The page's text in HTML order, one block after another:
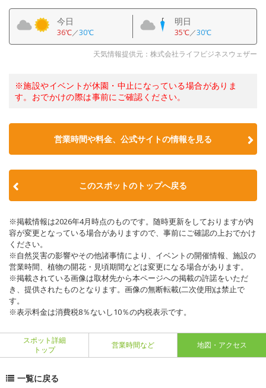
今日
36℃／30℃
明日
35℃／30℃
天気情報提供元：株式会社ライフビジネスウェザー
※施設やイベントが休園・中止になっている場合がありま
す。おでかけの際は事前にご確認ください。
営業時間や料金、公式サイトの情報を見る
このスポットのトップへ戻る
※掲載情報は2026年4月時点のものです。随時更新をしておりますが内
容が変更となっている場合がありますので、事前にご確認の上おでかけ
ください。
※自然災害の影響やその他諸事情により、イベントの開催情報、施設の
営業時間、植物の開花・見頃期間などは変更になる場合があります。
※掲載されている画像は取材先から本ページへの掲載の許諾をいただ
き、提供されたものとなります。画像の無断転載(二次使用)は禁止で
す。
※表示料金は消費税8％ないし10％の内税表示です。
スポット詳細
トップ
営業時間など 地図・アクセス
一覧に戻る